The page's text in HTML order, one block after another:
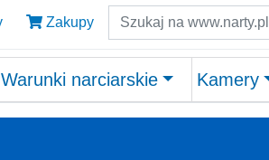
Zakupy Szukaj
Warunki narciarskie Kamery